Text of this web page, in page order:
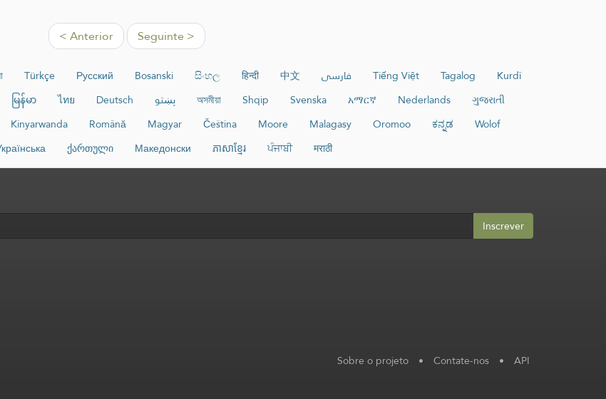
< Anterior Seguinte >
Türkçe Русский Bosanski සිංහල हिन्दी 中文 فارسی Tiếng Việt Tagalog
Kurdî
မြန်မာ ไทย Deutsch پښتو অসমীয়া Shqip Svenska አማርኛ Nederlands
ગુજરાતી
Kinyarwanda Română Magyar Čeština Moore Malagasy Oromoo ಕನ್ನಡ
Wolof
ქართული Македонски ភាសាខ្មែរ ਪੰਜਾਬੀ मराठी
Inscrever
Sobre o projeto • Contate-nos • API